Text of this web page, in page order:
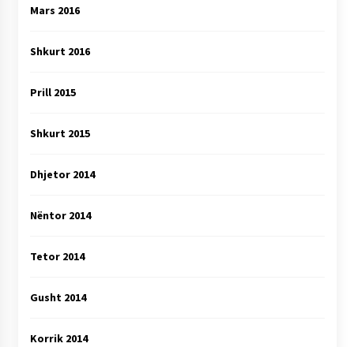
Mars 2016
Shkurt 2016
Prill 2015
Shkurt 2015
Dhjetor 2014
Nëntor 2014
Tetor 2014
Gusht 2014
Korrik 2014